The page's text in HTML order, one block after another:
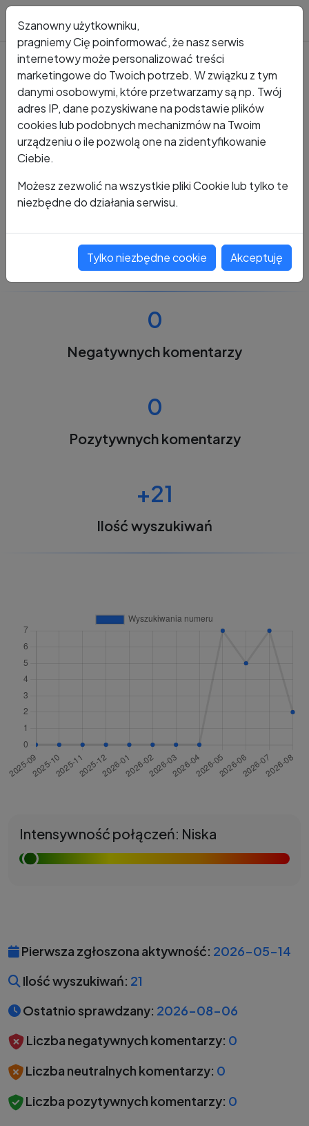
Kto dzwonił? Numer +48 720 932 233
+48 720 932 233
0
Negatywnych komentarzy
0
Pozytywnych komentarzy
+21
Ilość wyszukiwań
Intensywność połączeń: Niska
Pierwsza zgłoszona aktywność: 2026-05-14
Ilość wyszukiwań: 21
Ostatnio sprawdzany: 2026-08-06
Liczba negatywnych komentarzy: 0
Liczba neutralnych komentarzy: 0
Liczba pozytywnych komentarzy: 0
Szanowny użytkowniku,
pragniemy Cię poinformować, że nasz serwis
internetowy może personalizować treści
marketingowe do Twoich potrzeb. W związku z tym
danymi osobowymi, które przetwarzamy są np. Twój
adres IP, dane pozyskiwane na podstawie plików
cookies lub podobnych mechanizmów na Twoim
urządzeniu o ile pozwolą one na zidentyfikowanie
Ciebie.
Możesz zezwolić na wszystkie pliki Cookie lub tylko te
niezbędne do działania serwisu.
Tylko niezbędne cookie Akceptuję